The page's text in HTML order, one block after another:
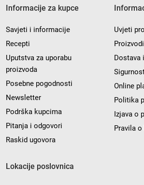
Informacije za kupce
Savjeti i informacije
Recepti
Uputstva za uporabu
proizvoda
Posebne pogodnosti
Newsletter
Podrška kupcima
Pitanja i odgovori
Raskid ugovora
Uvjeti
Dostava
Online
Politika
Izjava o
Pravila
Lokacije poslovnica